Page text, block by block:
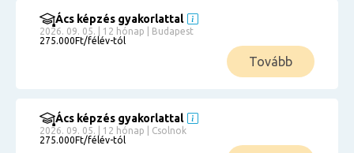
Ács képzés gyakorlattal
2026. 09. 05. | 12 hónap | Budapest
275.000Ft/félév-tól
Tovább
Ács képzés gyakorlattal
2026. 09. 05. | 12 hónap | Csolnok
275.000Ft/félév-tól